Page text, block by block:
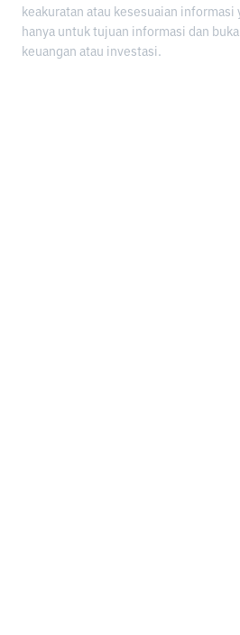
keakuratan atau kesesuaian informasi
hanya untuk tujuan informasi dan
keuangan atau investasi.